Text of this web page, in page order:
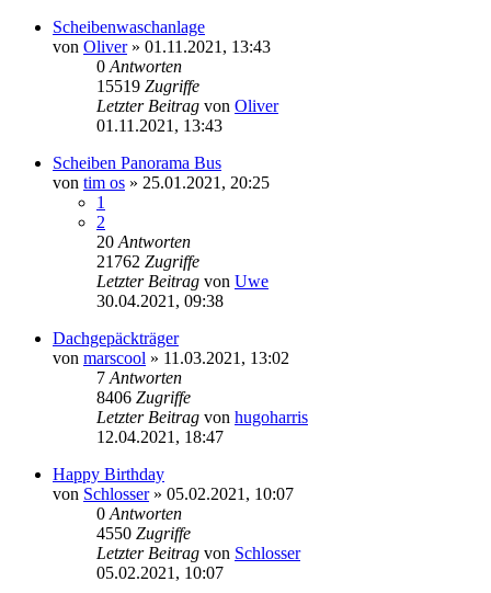
Scheibenwaschanlage
von Oliver» 01.11.2021, 13:43
0 Antworten
15519 Zugriffe
Letzter Beitrag von Oliver
01.11.2021, 13:43
Scheiben Panorama Bus
von tim os » 25.01.2021, 20:25
1
2
20 Antworten
21762 Zugriffe
Letzter Beitrag von Uwe
30.04.2021, 09:38
Dachgepäckträger
von marscool » 11.03.2021, 13:02
7 Antworten
8406 Zugriffe
Letzter Beitrag von hugoharris
12.04.2021, 18:47
Happy Birthday
von Schlosser» 05.02.2021, 10:07
0 Antworten
4550 Zugriffe
Letzter Beitrag von Schlosser
05.02.2021, 10:07